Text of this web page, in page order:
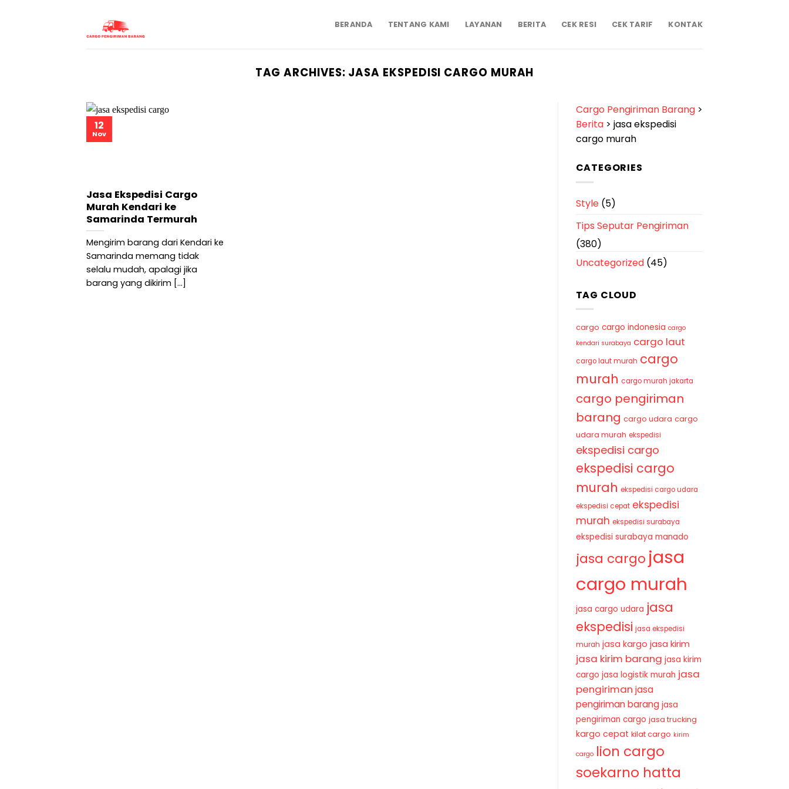
BERANDA TENTANG KAMI LAYANAN BERITA CEK RESI CEK TARIF KONTAK
TAG ARCHIVES: JASA EKSPEDISI CARGO MURAH
Jasa Ekspedisi Cargo
Murah Kendari ke
Samarinda Termurah
Mengirim barang dari Kendari ke
Samarinda memang tidak
selalu mudah, apalagi jika
barang yang dikirim [...]
12
Nov
Cargo Pengiriman Barang>
Berita> jasa ekspedisi
cargo murah
CATEGORIES
Style(5)
Tips Seputar Pengiriman
(380)
Uncategorized(45)
TAG CLOUD
cargo cargo indonesia cargo
kendari surabaya cargo laut
cargo laut murah cargo
murah cargo murah jakarta
cargo pengiriman
barang cargo udara cargo
udara murah ekspedisi
ekspedisi cargo
ekspedisi cargo
murah ekspedisi cargo udara
ekspedisi cepat ekspedisi
murah ekspedisi surabaya
ekspedisi surabaya manado
jasa cargo jasa
cargo murah
jasa cargo udara jasa
ekspedisi jasa ekspedisi
murah jasa kargo jasa kirim
jasa kirim barang jasa kirim
cargo jasa logistik murah jasa
pengiriman jasa
pengiriman barang jasa
pengiriman cargo jasa trucking
kargo cepat kilat cargo kirim
cargo lion cargo
soekarno hatta